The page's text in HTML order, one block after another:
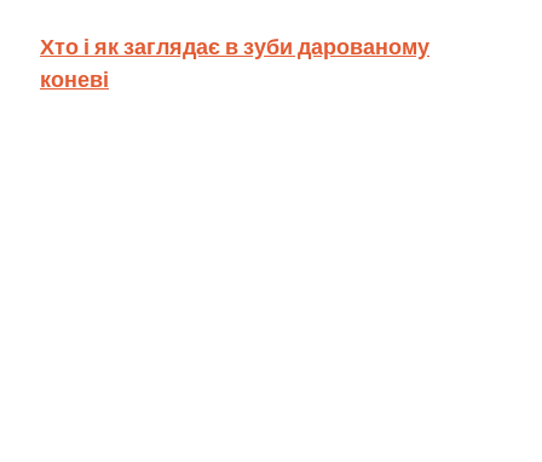
Хто і як заглядає в зуби дарованому
коневі